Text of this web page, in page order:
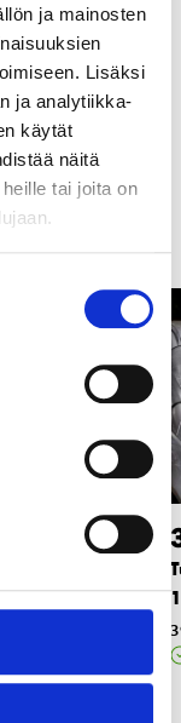
ja mainosten
Lisäksi
ja analytiikka-
käytät
näitä
tai joita on
kuluttua!
myös